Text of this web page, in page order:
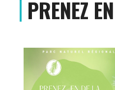
PRENEZ